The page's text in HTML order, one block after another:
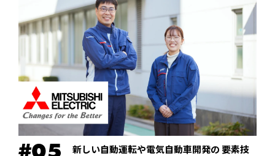
新しい自動運転や電気自動車開発の 要素技